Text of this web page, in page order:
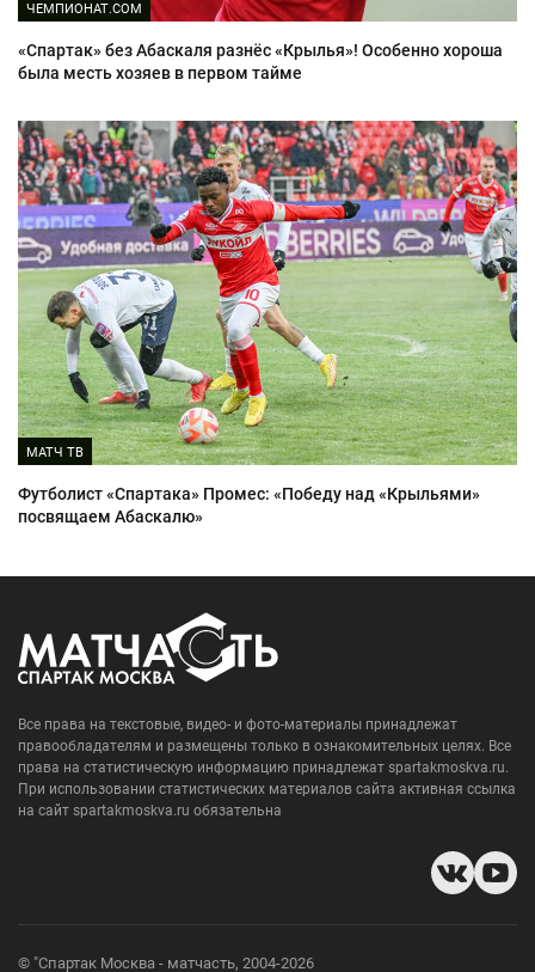
ЧЕМПИОНАТ.COM
«Спартак» без Абаскаля разнёс «Крылья»! Особенно хороша
была месть хозяев в первом тайме
МАТЧ ТВ
Футболист «Спартака» Промес: «Победу над «Крыльями»
посвящаем Абаскалю»
Все права на текстовые, видео- и фото-материалы принадлежат
правообладателям и размещены только в ознакомительных целях. Все
права на статистическую информацию принадлежат spartakmoskva.ru.
При использовании статистических материалов сайта активная ссылка
на сайт spartakmoskva.ru обязательна
© "Спартак Москва - матчасть, 2004-2026